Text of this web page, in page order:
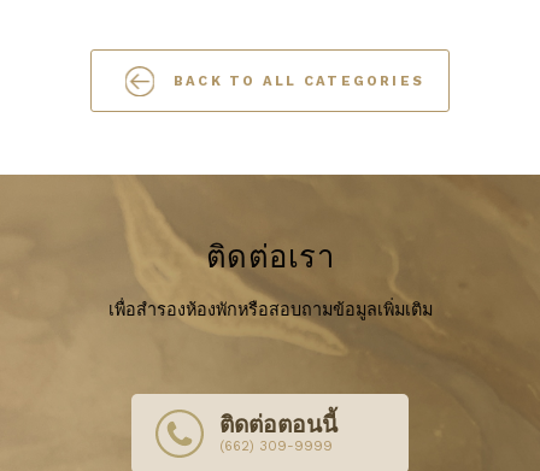
BACK TO ALL CATEGORIES
ติดต่อเรา
เพื่อสำรองห้องพักหรือสอบถามข้อมูลเพิ่มเติม
ติดต่อตอนนี้
(662) 309-9999